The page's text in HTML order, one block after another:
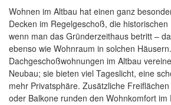
Wohnen im Altbau hat einen ganz
Decken im Regelgeschoß, die historischen
wenn man das Gründerzeithaus betritt –
ebenso wie Wohnraum in solchen Häusern.
Dachgeschoßwohnungen im Altbau
Neubau; sie bieten viel Tageslicht, eine
mehr Privatsphäre. Zusätzliche
oder Balkone runden den Wohnkomfort im